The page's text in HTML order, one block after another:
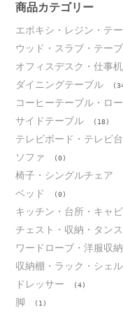
ブ
商品カテゴリー
エポキシ・レジン・テ
ウッド・スラブ・テー
オフィスデスク・仕事
ダイニングテーブル
コーヒーテーブル・ロ
サイドテーブル (18)
テレビボード・テレビ台
ソファ (0)
椅子・シングルチェア
ベッド (0)
キッチン・台所・キャ
チェスト・収納・タンス
ワードローブ・洋服収納
収納棚・ラック・シェ
ドレッサー (4)
脚 (1)